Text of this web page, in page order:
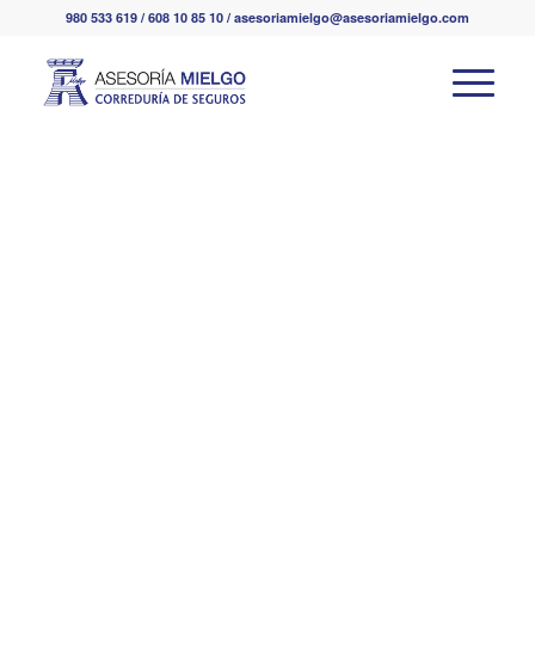
980 533 619 / 608 10 85 10 / asesoriamielgo@asesoriamielgo.com